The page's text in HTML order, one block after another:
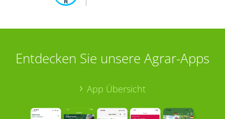
Entdecken Sie unsere Agrar-Apps
App Übersicht